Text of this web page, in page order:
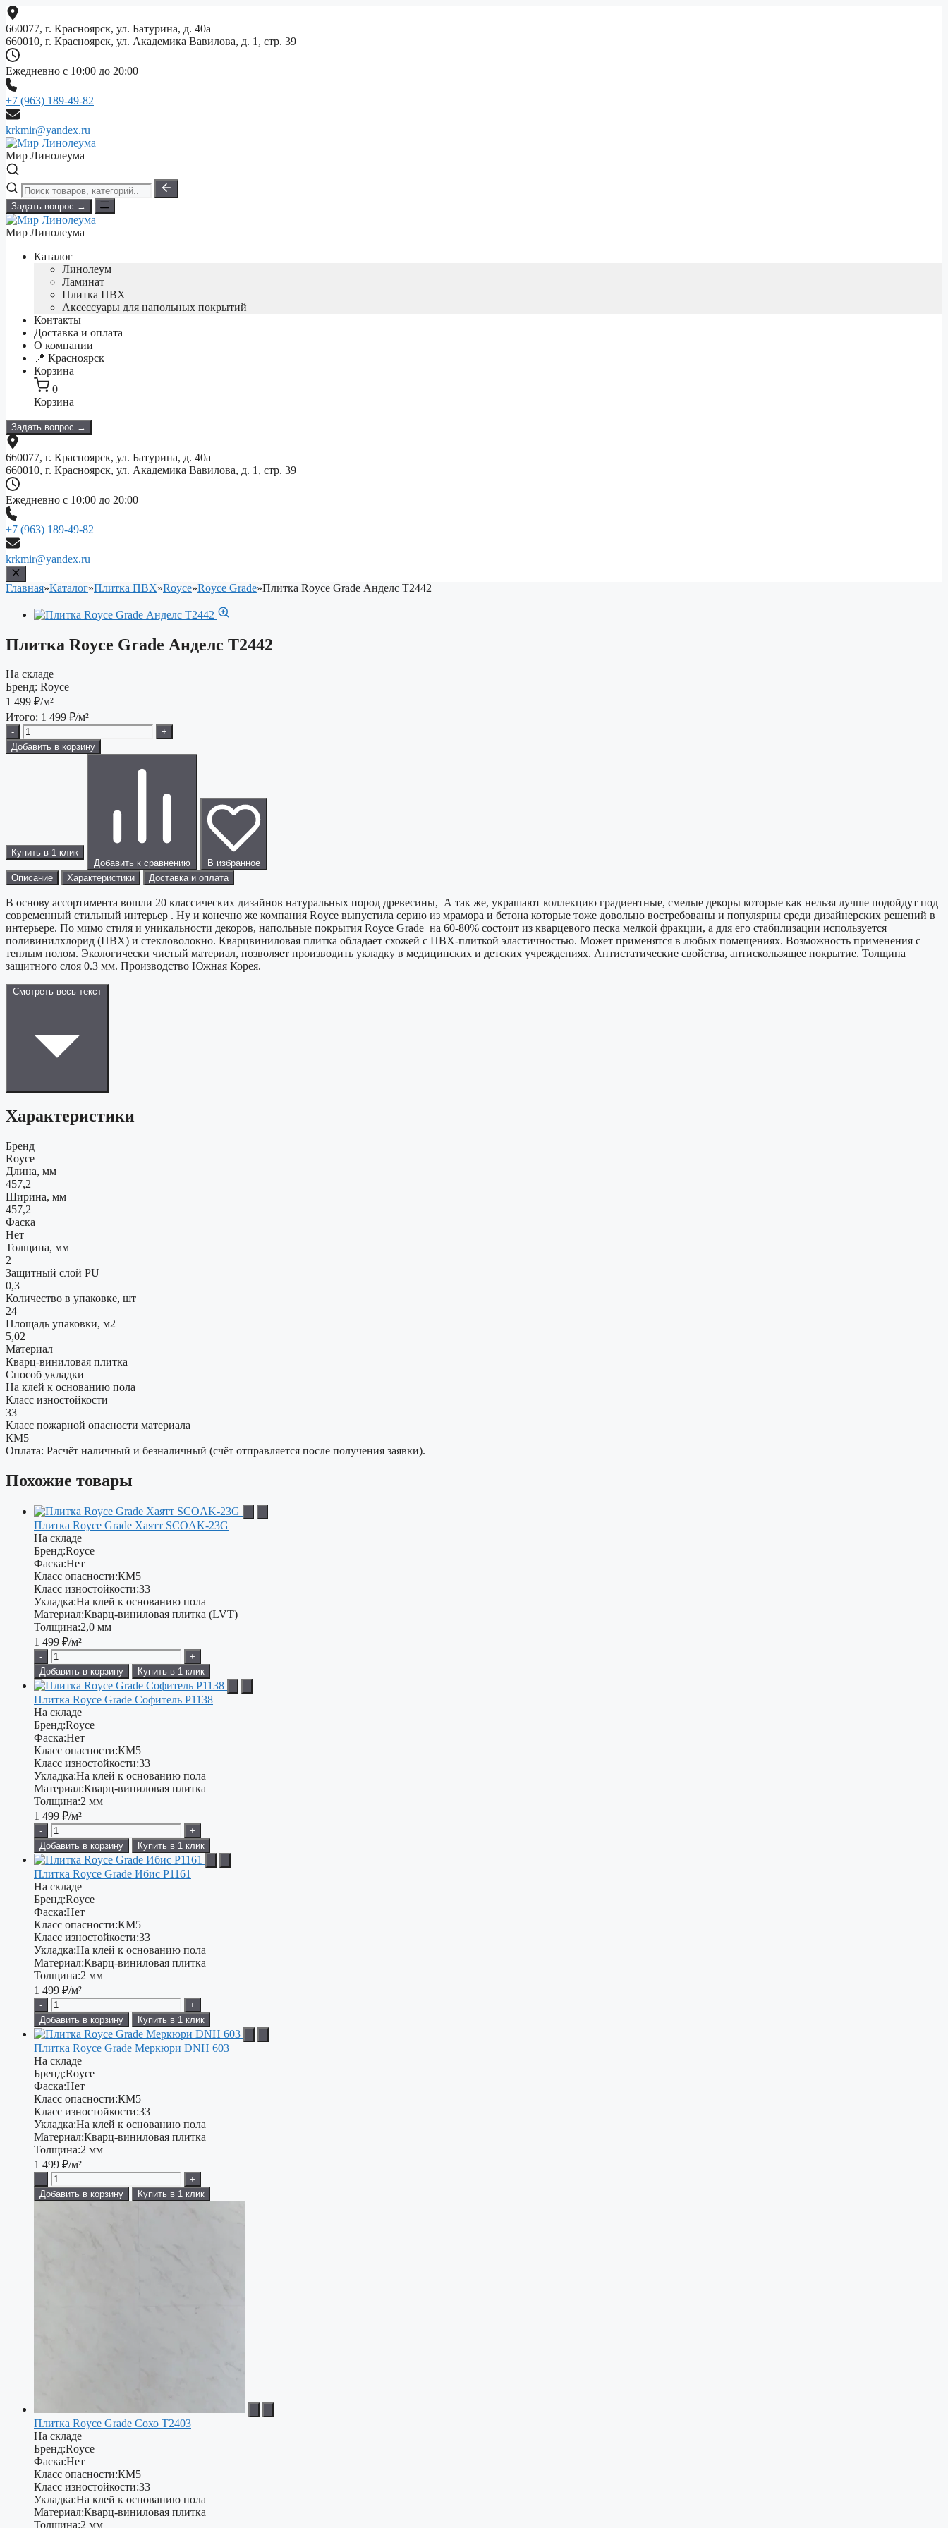
Перейти
к
содержимому
660077, г. Красноярск, ул. Батурина, д. 40а
660010, г. Красноярск, ул. Академика Вавилова, д. 1, стр. 39
Ежедневно с 10:00 до 20:00
+7 (963) 189-49-82
krkmir@yandex.ru
Мир Линолеума
Задать вопрос →
Мир Линолеума
Каталог
Линолеум
Ламинат
Плитка ПВХ
Аксессуары для напольных покрытий
Контакты
Доставка и оплата
О компании
📍 Красноярск
Корзина
0
Корзина
Задать вопрос →
660077, г. Красноярск, ул. Батурина, д. 40а
660010, г. Красноярск, ул. Академика Вавилова, д. 1, стр. 39
Ежедневно с 10:00 до 20:00
+7 (963) 189-49-82
krkmir@yandex.ru
Главная»Каталог»Плитка ПВХ»Royce»Royce Grade»Плитка Royce Grade Анделс T2442
Плитка Royce Grade Анделс T2442
На складе
Бренд: Royce
1 499 ₽/м²
Итого: 1 499 ₽/м²
-
+
Добавить в корзину
Купить в 1 клик
Добавить к сравнению
В избранное
Описание
Характеристики Доставка и оплата
В основу ассортимента вошли 20 классических дизайнов натуральных пород древесины, А так же, украшают коллекцию градиентные, смелые декоры которые как нельзя лучше подойдут под
современный стильный интерьер . Ну и конечно же компания Royce выпустила серию из мрамора и бетона которые тоже довольно востребованы и популярны среди дизайнерских решений в
интерьере. По мимо стиля и уникальности декоров, напольные покрытия Royce Grade на 60-80% состоит из кварцевого песка мелкой фракции, а для его стабилизации используется
поливинилхлорид (ПВХ) и стекловолокно. Кварцвиниловая плитка обладает схожей с ПВХ-плиткой эластичностью. Может применятся в любых помещениях. Возможность применения с
теплым полом. Экологически чистый материал, позволяет производить укладку в медицинских и детских учреждениях. Антистатические свойства, антискользящее покрытие. Толщина
защитного слоя 0.3 мм. Производство Южная Корея.
Смотреть весь текст
Характеристики
Бренд
Royce
Длина, мм
457,2
Ширина, мм
457,2
Фаска
Нет
Толщина, мм
2
Защитный слой PU
0,3
Количество в упаковке, шт
24
Площадь упаковки, м2
5,02
Материал
Кварц-виниловая плитка
Способ укладки
На клей к основанию пола
Класс изностойкости
33
Класс пожарной опасности материала
КМ5
Оплата: Расчёт наличный и безналичный (счёт отправляется после получения заявки).
Похожие товары
Плитка Royce Grade Хаятт SCOAK-23G
На складе
Бренд:Royce
Фаска:Нет
Класс опасности:КМ5
Класс изностойкости:33
Укладка:На клей к основанию пола
Материал:Кварц-виниловая плитка (LVT)
Толщина:2,0 мм
1 499 ₽/м²
-
+
Добавить в корзину
Купить в 1 клик
Плитка Royce Grade Софитель P1138
На складе
Бренд:Royce
Фаска:Нет
Класс опасности:КМ5
Класс изностойкости:33
Укладка:На клей к основанию пола
Материал:Кварц-виниловая плитка
Толщина:2 мм
1 499 ₽/м²
-
+
Добавить в корзину
Купить в 1 клик
Плитка Royce Grade Ибис P1161
На складе
Бренд:Royce
Фаска:Нет
Класс опасности:КМ5
Класс изностойкости:33
Укладка:На клей к основанию пола
Материал:Кварц-виниловая плитка
Толщина:2 мм
1 499 ₽/м²
-
+
Добавить в корзину
Купить в 1 клик
Плитка Royce Grade Меркюри DNH 603
На складе
Бренд:Royce
Фаска:Нет
Класс опасности:КМ5
Класс изностойкости:33
Укладка:На клей к основанию пола
Материал:Кварц-виниловая плитка
Толщина:2 мм
1 499 ₽/м²
-
+
Добавить в корзину
Купить в 1 клик
Плитка Royce Grade Сохо T2403
На складе
Бренд:Royce
Фаска:Нет
Класс опасности:КМ5
Класс изностойкости:33
Укладка:На клей к основанию пола
Материал:Кварц-виниловая плитка
Толщина:2 мм